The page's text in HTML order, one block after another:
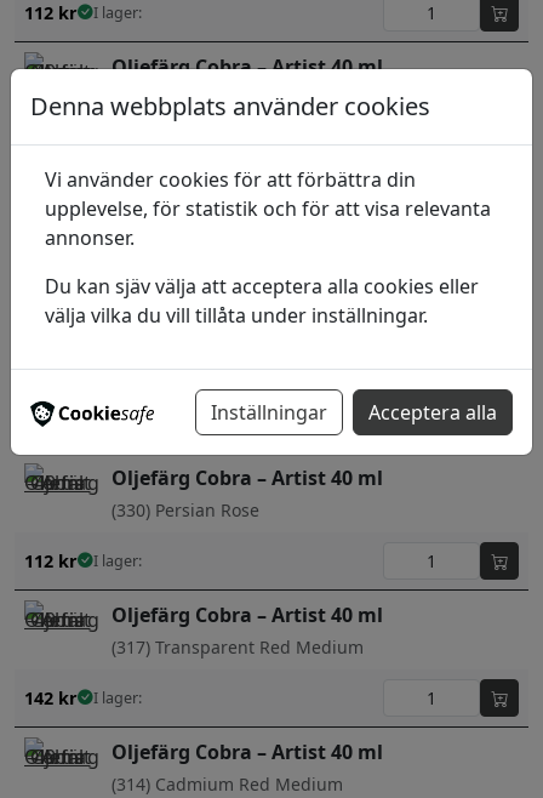
112 kr I lager:
Oljefärg Cobra – Artist 40 ml
(318) Carmine
142kr I lager:
Oljefärg Cobra – Artist 40 ml
(389) Madder Lake
142kr I lager:
(369) Primary Magenta
142 kr I lager:
Oljefärg Cobra – Artist 40 ml
(330) Persian Rose
112 kr I lager:
Oljefärg Cobra – Artist 40 ml
(317) Transparent Red Medium
142 kr I lager:
Oljefärg Cobra – Artist 40 ml
(314) Cadmium Red Medium
Denna webbplats använder cookies
Vi använder cookies för att förbättra din
upplevelse, för statistik och för att visa relevanta
annonser.
Du kan sjäv välja att acceptera alla cookies eller
välja vilka du vill tillåta under inställningar.
Inställningar Acceptera alla